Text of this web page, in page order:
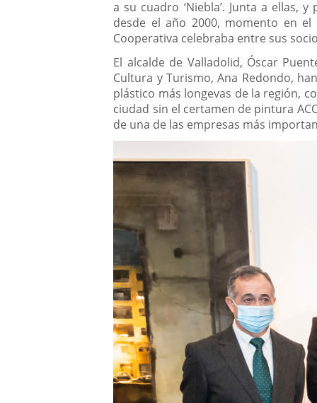
a su cuadro ‘Niebla’. Junta a ellas,
desde el año 2000, momento en
Cooperativa celebraba entre sus
El alcalde de Valladolid, Óscar
Cultura y Turismo, Ana Redondo,
plástico más longevas de la región,
ciudad sin el certamen de pintura
de una de las empresas más